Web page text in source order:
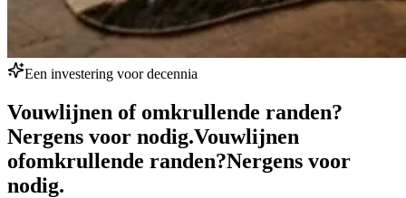
Een investering voor decennia
Vouwlijnen of omkrullende randen?
Nergens voor nodig.Vouwlijnen
ofomkrullende randen?Nergens voor
nodig.